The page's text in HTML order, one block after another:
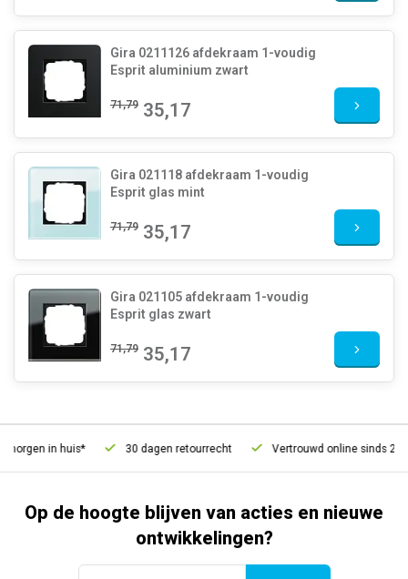
Gira 0211126 afdekraam 1-voudig
Esprit aluminium zwart
71,79 35,17
Gira 021118 afdekraam 1-voudig
Esprit glas mint
71,79 35,17
Gira 021105 afdekraam 1-voudig
Esprit glas zwart
71,79 35,17
in huis* 30 dagen retourrecht Vertrouwd online sinds 2006
Op de hoogte blijven van acties en nieuwe
ontwikkelingen?